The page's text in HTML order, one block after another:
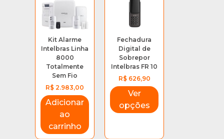
Kit Alarme
Intelbras Linha
8000
Totalmente
Sem Fio
R$ 2.983,00
Adicionar
ao
carrinho
Fechadura
Digital de
Sobrepor
Intelbras FR 10
R$626,90
Ver
opções
Nome
Email